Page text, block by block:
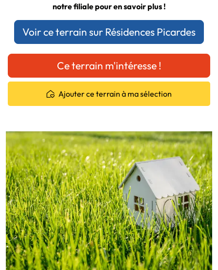
notre filiale pour en savoir plus !
Voir ce terrain sur Résidences Picardes
Ce terrain m'intéresse !
Ajouter ce terrain à ma sélection